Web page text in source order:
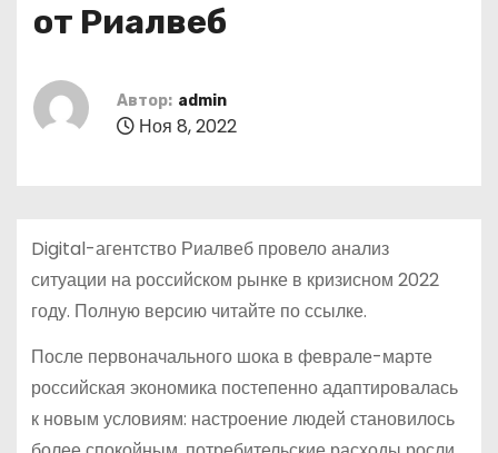
от Риалвеб
Автор: admin
Ноя 8, 2022
Digital-агентство Риалвеб провело анализ
ситуации на российском рынке в кризисном 2022
году. Полную версию читайте по ссылке.
После первоначального шока в феврале-марте
российская экономика постепенно адаптировалась
к новым условиям: настроение людей становилось